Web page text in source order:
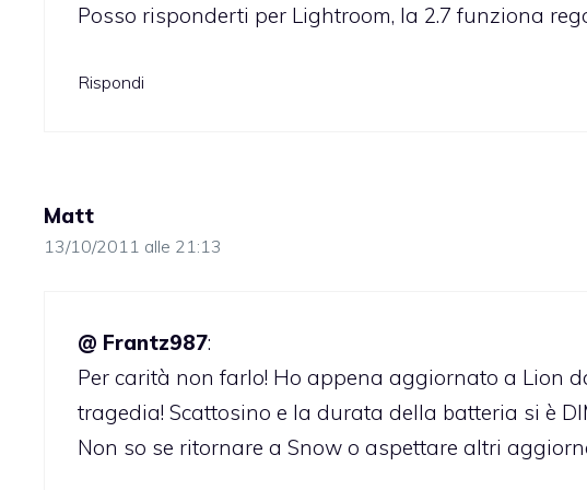
Posso risponderti per Lightroom, la 2.7 funziona
Rispondi
Matt
13/10/2011 alle 21:13
@ Frantz987:
Per carità non farlo! Ho appena aggiornato a Lion
tragedia! Scattosino e la durata della batteria si è
Non so se ritornare a Snow o aspettare altri